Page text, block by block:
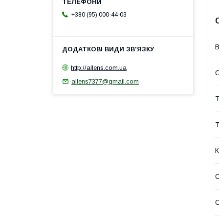
+380 (95) 000-44-03
http://allens.com.ua
allens7377@gmail.com